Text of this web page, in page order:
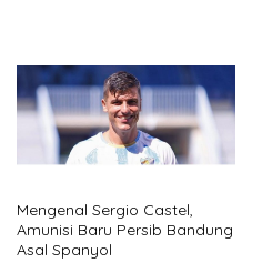
Mengenal Sergio Castel,
Amunisi Baru Persib Bandung
Asal Spanyol